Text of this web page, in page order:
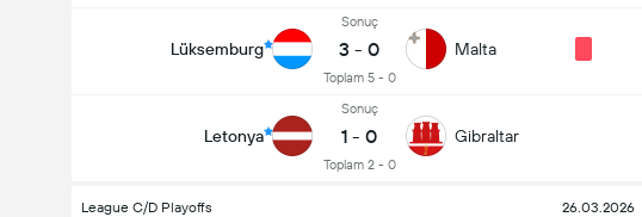
Lüksemburg
Sonuç
3 - 0
Toplam 5 - 0
Malta
Letonya
Sonuç
1 - 0
Toplam 2 - 0
Gibraltar
League C/D Playoffs 26.03.2026